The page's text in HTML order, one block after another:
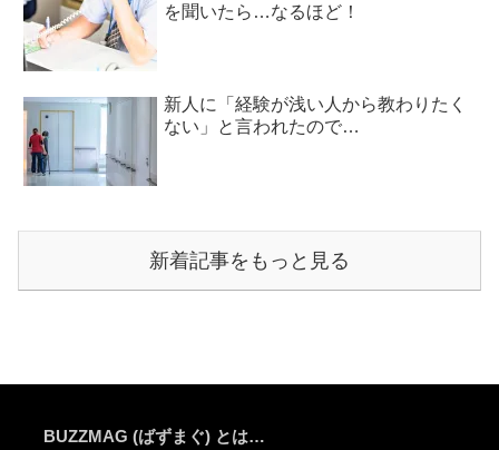
を聞いたら…なるほど！
新人に「経験が浅い人から教わりたく
ない」と言われたので…
新着記事をもっと見る
BUZZMAG (ばずまぐ) とは…